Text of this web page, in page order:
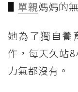
▋ 單親媽媽的
她為了獨自養
作，每天久站
力氣都沒有。